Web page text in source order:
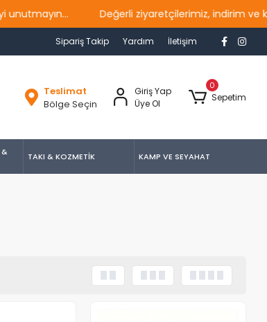
Değerli ziyaretçilerimiz, indirim ve
Sipariş Takip Yardım İletişim
Teslimat
Bölge Seçin
Giriş Yap
Üye Ol
0
Sepetim
&
TAKI & KOZMETİK KAMP VE SEYAHAT